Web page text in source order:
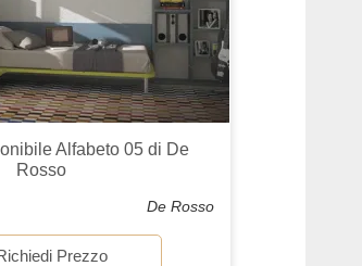
Alfabeto 05 di De
Rosso
De Rosso
Prezzo